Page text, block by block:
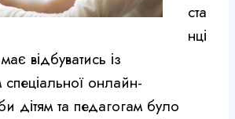
ста
нці
відбуватись із
спеціальної онлайн-
дітям та педагогам було